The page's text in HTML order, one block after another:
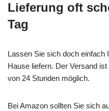
Lieferung oft
Tag
Lassen Sie sich doch einfach
Hause liefern. Der Versand
von 24 Stunden möglich.
Bei Amazon sollten Sie sich